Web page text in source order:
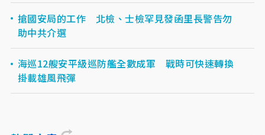
搶國安局的工作 北檢、士檢罕見發函里長警告勿
助中共介選
海巡12艘安平級巡防艦全數成軍 戰時可快速轉換
掛載雄風飛彈